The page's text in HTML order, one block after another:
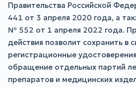
Правительства Российской
441 от 3 апреля 2020 года, а
№ 552 от 1 апреля 2022 года.
действия позволит сохранить в
регистрационные
обращение отдельных партий
препаратов и медицинских